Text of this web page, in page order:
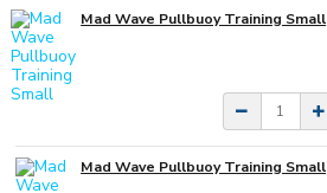
Mad Wave Pullbuoy Training Small
Mad Wave Pullbuoy Training Small